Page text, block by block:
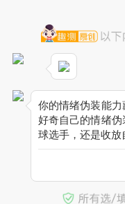
你的情绪伪装能
好奇自己的情绪
球选手，还是收放